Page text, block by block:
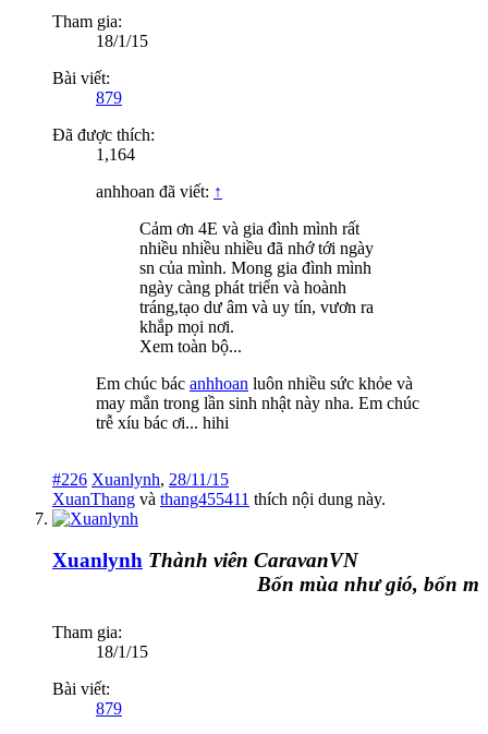
Tham gia:
18/1/15
Bài viết:
879
Đã được thích:
1,164
anhhoan đã viết: ↑
Cảm ơn 4E và gia đình mình rất
nhiều nhiều nhiều đã nhớ tới ngày
sn của mình. Mong gia đình mình
ngày càng phát triển và hoành
tráng,tạo dư âm và uy tín, vươn ra
khắp mọi nơi.
Xem toàn bộ...
Em chúc bác anhhoan luôn nhiều sức khỏe và
may mắn trong lần sinh nhật này nha. Em chúc
trễ xíu bác ơi... hihi
#226 Xuanlynh, 28/11/15
XuanThang và thang455411 thích nội dung này.
Xuanlynh Thành viên CaravanVN
Bốn mùa như gió, bốn
Tham gia:
18/1/15
Bài viết:
879